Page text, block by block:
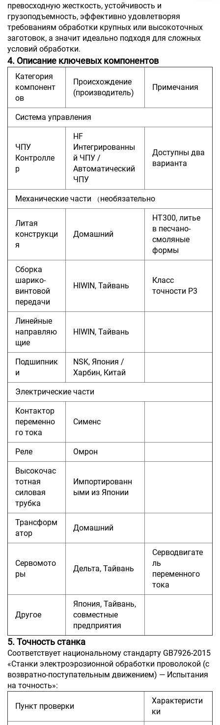
превосходную жесткость, устойчивость и
грузоподъемность, эффективно удовлетворяя
требованиям обработки крупных или высокоточных
заготовок, а значит идеально подходя для сложных
условий обработки.
4. Описание ключевых компонентов
Категория
компонент
ов
Происхождение
(производитель)
Примечания
Система управления
ЧПУ
Контролле
р
HF
Интегрированны
й ЧПУ /
Автоматический
ЧПУ
Доступны два
варианта
Механические части （необязательно
Литая
конструкци
я
Домашний
HT300, литье
в песчано-
смоляные
формы
Сборка
шарико-
винтовой
передачи
HIWIN, Тайвань
Класс
точности P3
Линейные
направляю
щие
HIWIN, Тайвань
Подшипник
и
NSK, Япония /
Харбин, Китай
Электрические части
Контактор
переменно
го тока
Сименс
Реле Омрон
Высокочас
тотная
силовая
трубка
Импортированн
ыми из Японии
Трансформ
атор
Домашний
Сервомото
ры
Дельта, Тайвань
Серводвигате
ль
переменного
тока
Другое
Япония, Тайвань,
совместные
предприятия
5. Точность станка
Соответствует национальному стандарту GB7926-2015
«Станки электроэрозионной обработки проволокой (с
возвратно-поступательным движением) — Испытания
на точность»:
Пункт проверки
Характеристи
ки